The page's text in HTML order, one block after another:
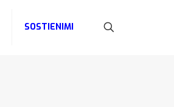
SOSTIENIMI